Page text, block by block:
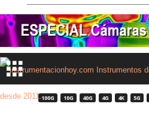
100G 10G 40G 4G 4K 5G